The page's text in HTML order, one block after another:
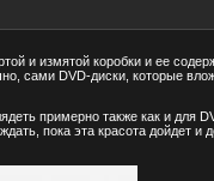
и измятой коробки и ее
сами DVD-диски, которые
примерно также как и для
пока эта красота дойдет